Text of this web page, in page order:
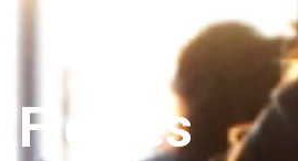
Flottes